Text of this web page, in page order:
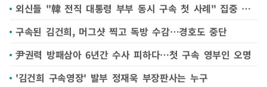
외신들 "韓 전직 대통령 부부 동시 구속 첫 사례" 집중 보도
구속된 김건희, 머그샷 찍고 독방 수감…경호도 중단
尹권력 방패삼아 6년간 수사 피하다…첫 구속 영부인 오명
'김건희 구속영장' 발부 정재욱 부장판사는 누구